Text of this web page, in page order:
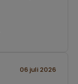
06 juli 2026